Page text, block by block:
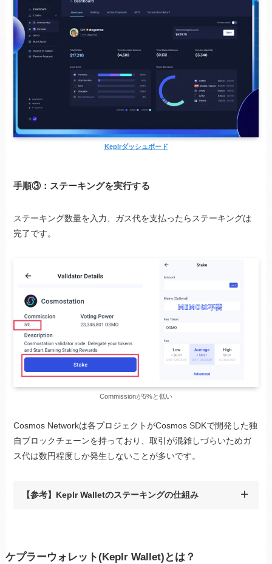
Keplrダッシュボード
手順③： ステーキングを実行する
ステーキング数量を入力、ガス代を支払ったらステーキングは
完了です。
Commissionが5%と低い
Cosmos Networkは各プロジェクトがCosmos SDKで開発した独
自ブロックチェーンを持っており、取引が混雑しづらいためガ
ス代は数円程度しか発生しないことが多いです。
【参考】Keplr Walletのステーキングの仕組み
ケプラーウォレット(Keplr Wallet)とは？